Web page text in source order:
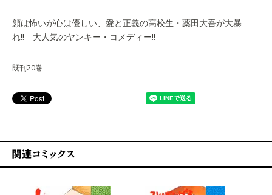
顔は怖いが心は優しい、愛と正義の高校生・薬田大吾が大暴
れ!! 大人気のヤンキー・コメディー!!
既刊20巻